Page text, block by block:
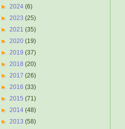
► 2024 (6)
► 2023 (25)
► 2021 (35)
► 2020 (19)
► 2019 (37)
► 2018 (20)
► 2017 (26)
► 2016 (33)
► 2015 (71)
► 2014 (48)
► 2013 (58)